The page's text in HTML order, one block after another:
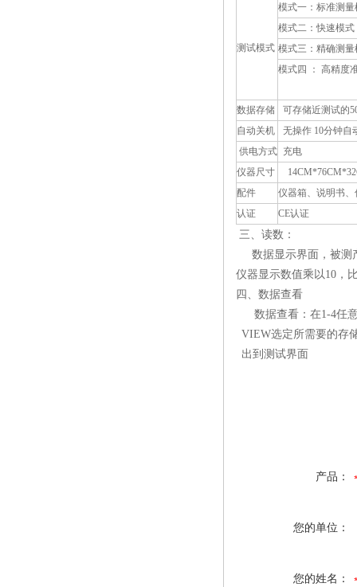
测试模式
模式一：标准测
模式二：快速模
模式三：精确测
模式四 ： 高精度
数据存储
可存储近测试的
自动关机
无操作 10分钟自
供电方式 充电
仪器尺寸
配件
仪器箱、说明书
认证
CE认证
三、读数：
数据显示界面，被测
仪器显示数值乘以10，
四、数据查看
数据查看：在1-4任
VIEW选定所需要的存
出到测试界面
产品：
您的单位：
您的姓名：